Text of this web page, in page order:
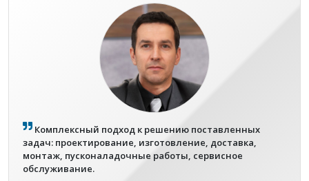
Комплексный подход к решению поставленных
задач: проектирование, изготовление, доставка,
монтаж, пусконаладочные работы, сервисное
обслуживание.